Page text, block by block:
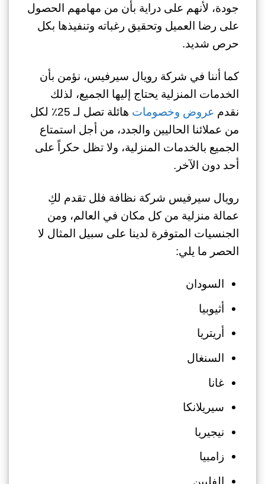
جودة، لأنهم على دراية بأن من مهامهم الحصول
على رضا العميل وتحقيق رغباته وتنفيذها بكل
حرص شديد.
كما أننا في شركة رويال سيرفيس، نؤمن بأن
الخدمات المنزلية يحتاج إليها الجميع، لذلك
نقدم عروض وخصومات
هائلة تصل لـ 25٪ لكل
من عملائنا الحاليين والجدد، من أجل استمتاع
الجميع بالخدمات المنزلية، ولا تظل حكراً على
أحد دون الآخر.
رويال سيرفيس شركة نظافة فلل تقدم لكِ
عمالة منزلية من كل مكان في العالم، ومن
الجنسيات المتوفرة لدينا على سبيل المثال لا
الحصر ما يلي:
السودان
أثيوبيا
أريتريا
السنغال
غانا
سيريلانكا
نيجيريا
زامبيا
الفلبين